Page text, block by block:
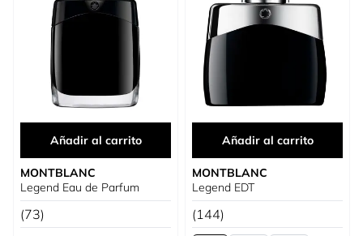
Añadir al carrito
MONTBLANC
Legend Eau de Parfum
(73)
Añadir al carrito
MONTBLANC
Legend EDT
(144)